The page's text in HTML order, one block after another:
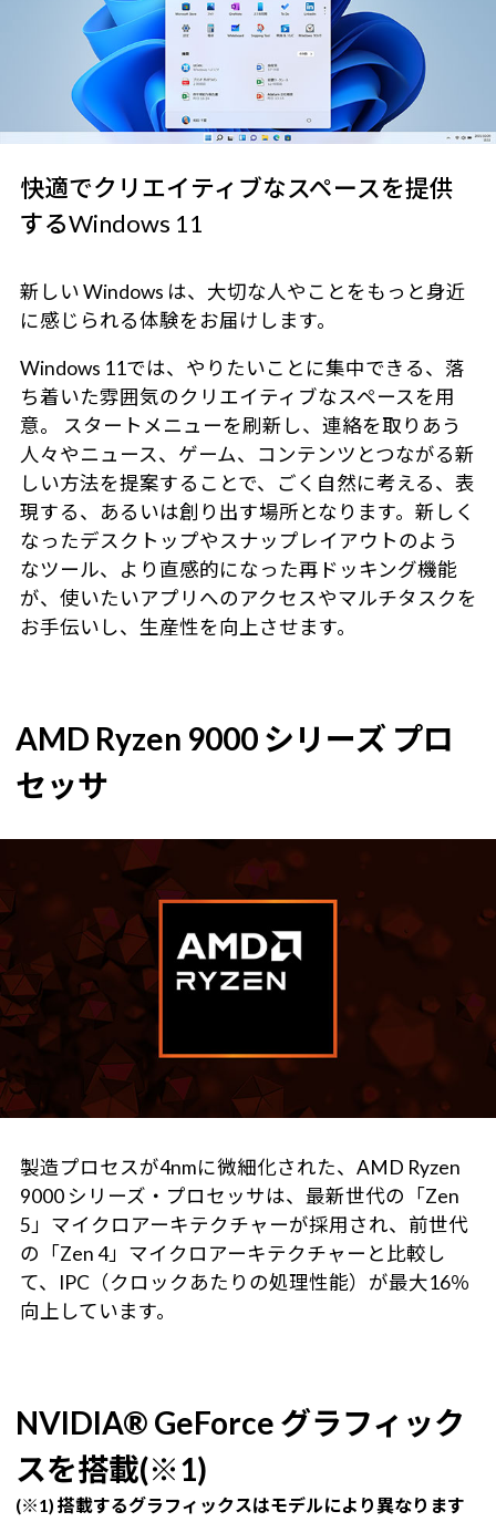
快適でクリエイティブなスペースを提供
するWindows 11
新しい Windows は、大切な人やことをもっと身近
に感じられる体験をお届けします。
Windows 11では、やりたいことに集中できる、落
ち着いた雰囲気のクリエイティブなスペースを用
意。 スタートメニューを刷新し、連絡を取りあう
人々やニュース、ゲーム、コンテンツとつながる新
しい方法を提案することで、ごく自然に考える、表
現する、あるいは創り出す場所となります。新しく
なったデスクトップやスナップレイアウトのよう
なツール、より直感的になった再ドッキング機能
が、使いたいアプリへのアクセスやマルチタスクを
お手伝いし、生産性を向上させます。
AMD Ryzen 9000 シリーズ プロ
セッサ
製造プロセスが4nmに微細化された、AMD Ryzen
9000 シリーズ・プロセッサは、最新世代の「Zen
5」マイクロアーキテクチャーが採用され、前世代
の「Zen 4」マイクロアーキテクチャーと比較し
て、IPC（クロックあたりの処理性能）が最大16％
向上しています。
NVIDIA® GeForce グラフィック
スを搭載(※1)
(※1) 搭載するグラフィックスはモデルにより異なります